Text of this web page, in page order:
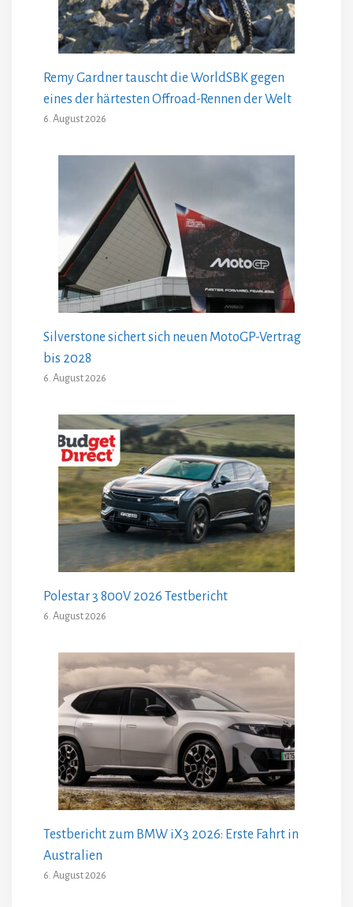
Remy Gardner tauscht die WorldSBK gegen
eines der härtesten Offroad-Rennen der Welt
6. August 2026
Silverstone sichert sich neuen MotoGP-Vertrag
bis 2028
6. August 2026
Polestar 3 800V 2026 Testbericht
6. August 2026
Testbericht zum BMW iX3 2026: Erste Fahrt in
Australien
6. August 2026